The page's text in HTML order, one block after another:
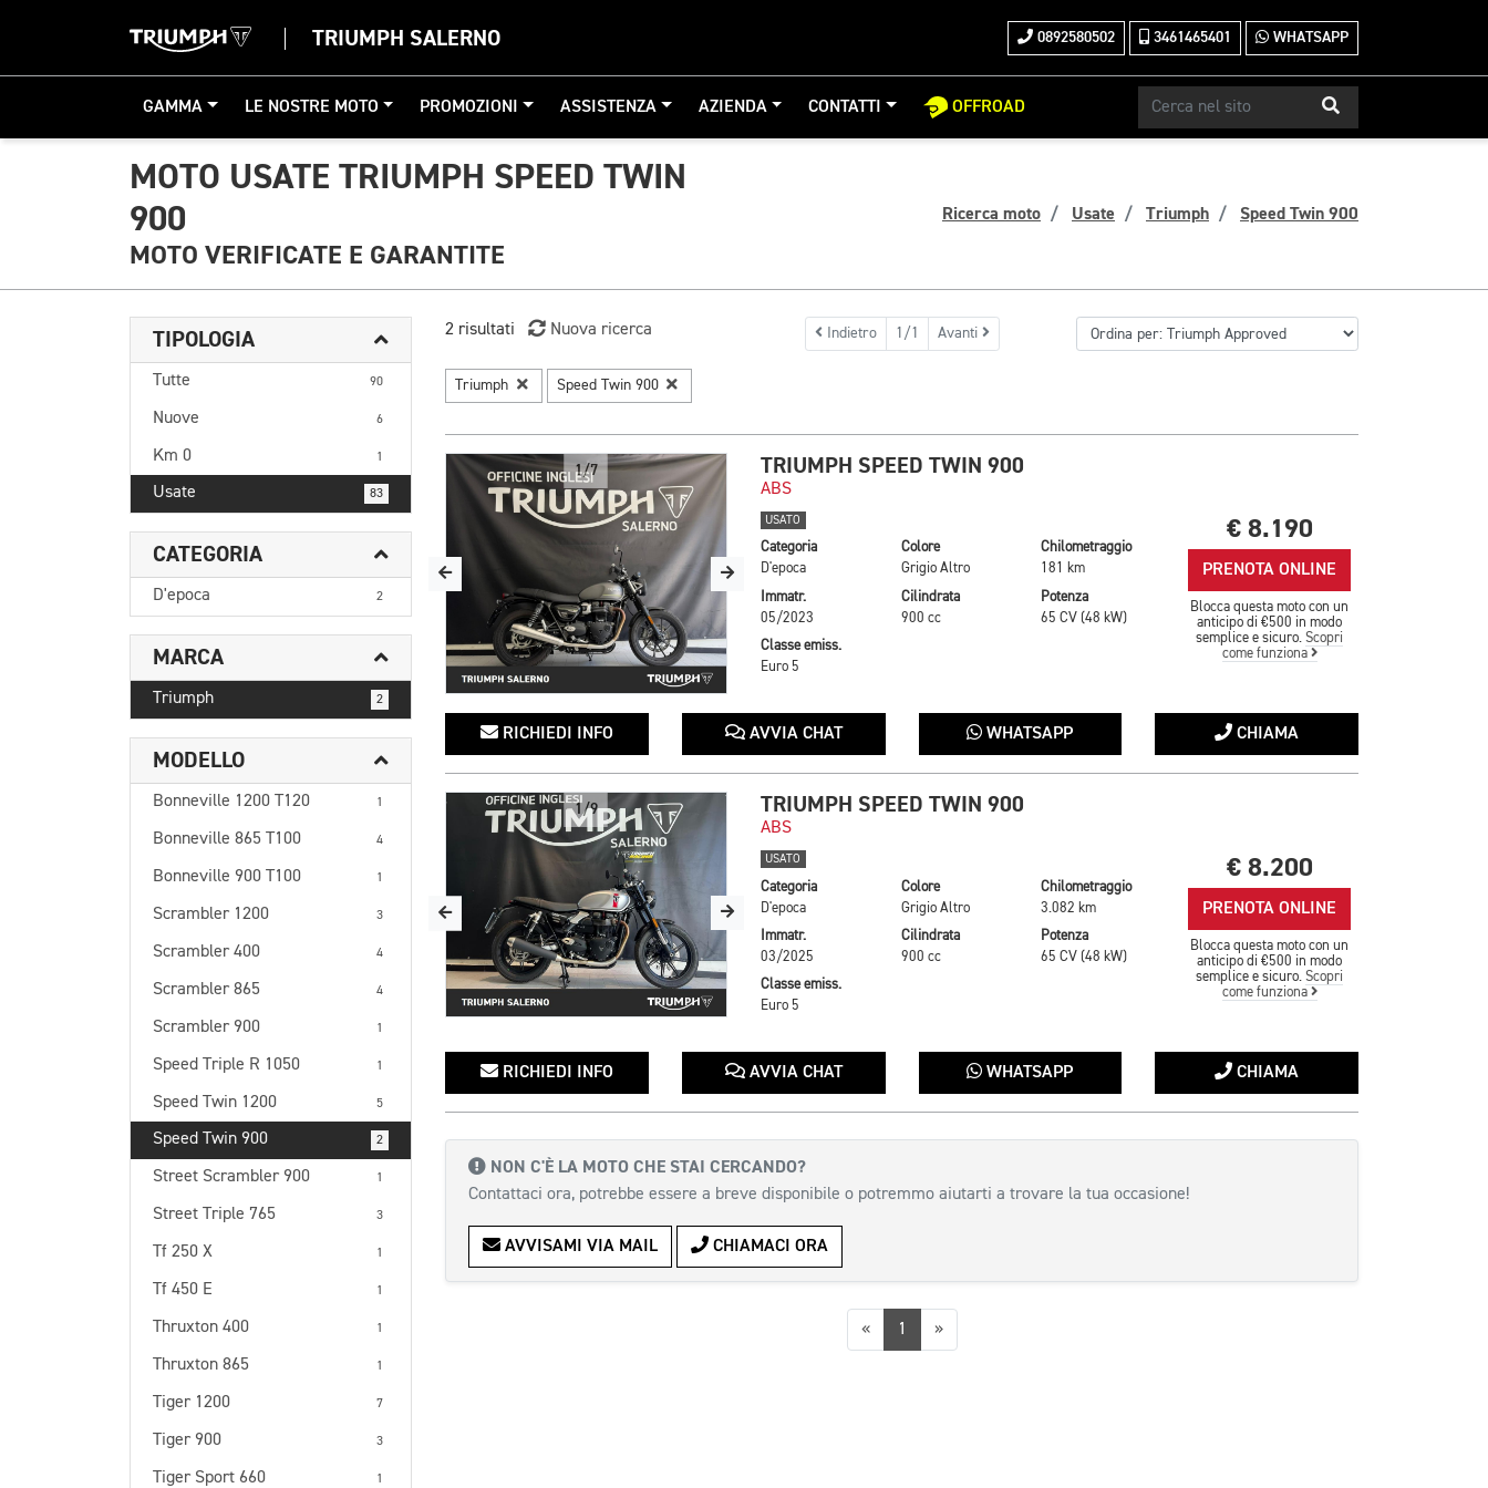
TRIUMPH SALERNO 0892580502 3461465401 WHATSAPP
GAMMA LE NOSTRE MOTO PROMOZIONI ASSISTENZA AZIENDA CONTATTI OFFROAD
MOTO USATE TRIUMPH SPEED TWIN
900
MOTO VERIFICATE E GARANTITE
Ricerca moto Usate Triumph Speed Twin 900
TIPOLOGIA
Tutte 90
Nuove 6
Km 0 1
Usate 83
CATEGORIA
D'epoca 2
MARCA
Triumph 2
MODELLO
Bonneville 1200 T120 1
Bonneville 865 T100 4
Bonneville 900 T100 1
Scrambler 1200 3
Scrambler 400 4
Scrambler 865 4
Scrambler 900 1
Speed Triple R 1050 1
Speed Twin 1200 5
Speed Twin 900 2
Street Scrambler 900 1
Street Triple 765 3
Tf 250 X 1
Tf 450 E 1
Thruxton 400 1
Thruxton 865 1
Tiger 1200 7
Tiger 900 3
Tiger Sport 660 1
2 risultati Nuova ricerca Indietro 1/1 Avanti
Triumph Speed Twin 900
1/7 TRIUMPH SPEED TWIN 900
ABS
USATO
Categoria
D'epoca
Colore
Grigio Altro
Chilometraggio
181 km
Immatr.
05/2023
Cilindrata
900 cc
Potenza
65 CV (48 kW)
Classe emiss.
Euro 5
€ 8.190
PRENOTA ONLINE
Blocca questa moto con un
anticipo di €500 in modo
semplice e sicuro.Scopri
come funziona
RICHIEDI INFO AVVIA CHAT WHATSAPP CHIAMA
1/9 TRIUMPH SPEED TWIN 900
ABS
USATO
Categoria
D'epoca
Colore
Grigio Altro
Chilometraggio
3.082 km
Immatr.
03/2025
Cilindrata
900 cc
Potenza
65 CV (48 kW)
Classe emiss.
Euro 5
€ 8.200
PRENOTA ONLINE
Blocca questa moto con un
anticipo di €500 in modo
semplice e sicuro.Scopri
come funziona
RICHIEDI INFO AVVIA CHAT WHATSAPP CHIAMA
NON C'È LA MOTO CHE STAI CERCANDO?
Contattaci ora, potrebbe essere a breve disponibile o potremmo aiutarti a trovare la tua occasione!
AVVISAMI VIA MAIL CHIAMACI ORA
«Precedente
1 »Successiva